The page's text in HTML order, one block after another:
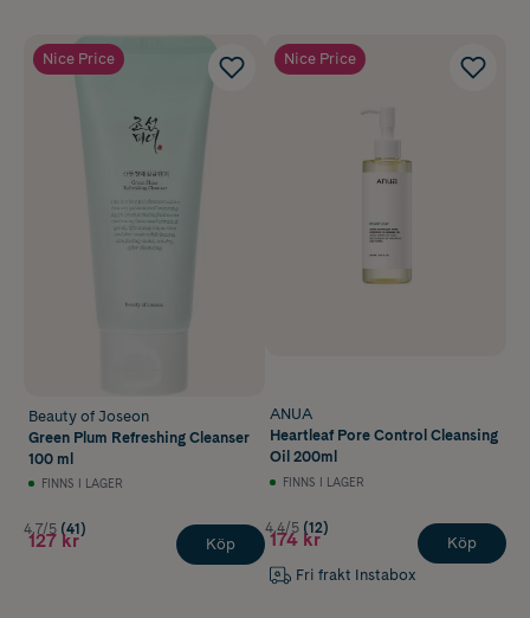
Nice Price
Beauty of Joseon
Green Plum Refreshing Cleanser
100 ml
FINNS I LAGER
4.7/5 (41)
127 kr Köp
Nice Price
ANUA
Heartleaf Pore Control Cleansing
Oil 200ml
FINNS I LAGER
4.4/5 (12)
174 kr
Fri frakt Instabox
Köp